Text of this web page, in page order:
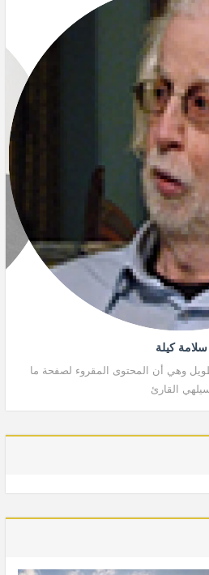
سلامة كيلة
وهي أن المحتوى المقروء لصفحة ما
القارئ